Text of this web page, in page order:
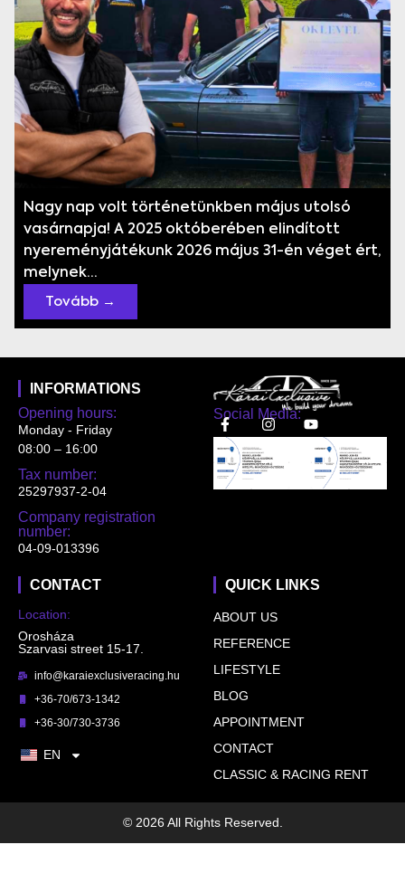
Nagy nap volt történetünkben május utolsó
vasárnapja! A 2025 októberében elindított
nyereményjátékunk 2026 május 31-én véget ért,
melynek...
Tovább →
Social Media:
INFORMATIONS
Opening hours:
Monday - Friday
08:00 – 16:00
Tax number:
25297937-2-04
Company registration
number:
04-09-013396
QUICK LINKS
ABOUT US
REFERENCE
LIFESTYLE
BLOG
APPOINTMENT
CONTACT
CLASSIC & RACING RENT
CONTACT
Location:
Orosháza
Szarvasi street 15-17.
info@karaiexclusiveracing.hu
+36-70/673-1342
+36-30/730-3736
EN
© 2026 All Rights Reserved.